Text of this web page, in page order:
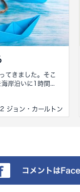
てきました。そこ
岸沿いに1時間...
ジョン・カールトン